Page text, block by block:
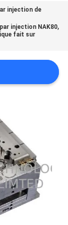
injection de
injection NAK80,
fait sur